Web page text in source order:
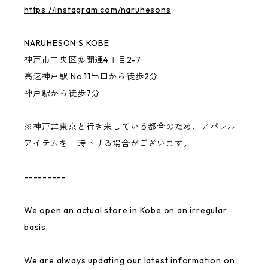
other
benihouse
Ken Kagami
https://instagram.com/naruhesons
NARUHESON;S KOBE
神戸市中央区多聞通4丁目2-7
高速神戸駅 No.11出口から徒歩2分
神戸駅から徒歩7分
※神戸⇄東京と行き来している都合のため、アパレル
アイテムを一時下げる場合がございます。
---------
We open an actual store in Kobe on an irregular
basis.
We are always updating our latest information on